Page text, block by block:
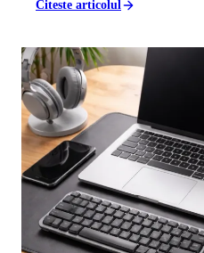
Citeste articolul